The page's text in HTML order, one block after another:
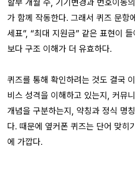
할부 개월 수, 기기변경과 번호이동
가 함께 작동한다. 그래서 퀴즈 문항
세표”, “최대 지원금” 같은 표현이 들
보다 구조 이해가 더 유효하다.
퀴즈를 통해 확인하려는 것도 결국
비스 성격을 이해하고 있는지, 커뮤
개념을 구분하는지, 약칭과 정식 명
다. 때문에 옆커폰 퀴즈는 단어 맞히
에 가깝다.